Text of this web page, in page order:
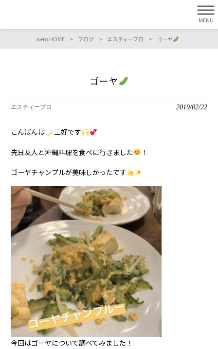
MENU
kero HOME > ブログ > エスティープロ > ゴーヤ
ゴーヤ
エスティープロ 2019/02/22
こんばんは 三好です
先日友人と沖縄料理を食べに行きました ！
ゴーヤチャンプルが美味しかったです
今回はゴーヤについて調べてみました！